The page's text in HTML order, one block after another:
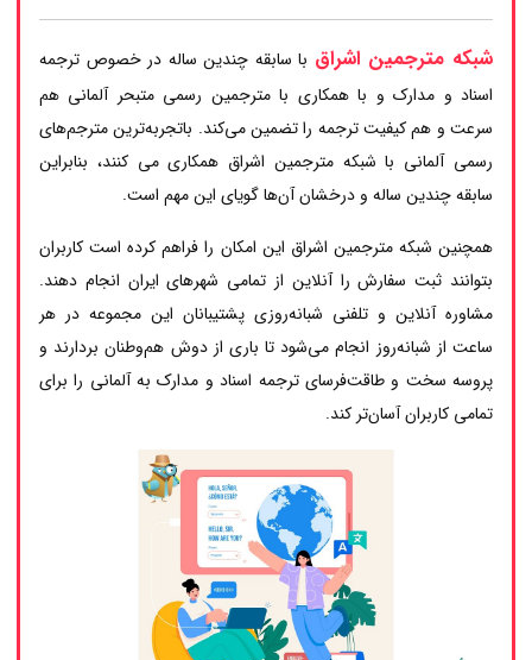
شبکه مترجمین اشراق با سابقه چندین ساله در خصوص ترجمه
اسناد و مدارک و با همکاری با مترجمین رسمی متبحر آلمانی هم
سرعت و هم کیفیت ترجمه را تضمین می‌کند. باتجربه‌ترین مترجم‌های
رسمی آلمانی با شبکه مترجمین اشراق همکاری می کنند، بنابراین
سابقه چندین ساله و درخشان آن‌ها گویای این مهم است.
همچنین شبکه مترجمین اشراق این امکان را فراهم کرده است کاربران
بتوانند ثبت سفارش را آنلاین از تمامی شهرهای ایران انجام دهند.
مشاوره آنلاین و تلفنی شبانه‌روزی پشتیبانان این مجموعه در هر
ساعت از شبانه‌روز انجام می‌شود تا باری از دوش هم‌وطنان بردارند و
پروسه سخت و طاقت‌فرسای ترجمه اسناد و مدارک به آلمانی را برای
تمامی کاربران آسان‌تر کند.